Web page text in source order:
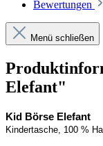
Bewertungen
Menü schließen
Elefant"
Kid Börse Elefant
Kindertasche, 100 %